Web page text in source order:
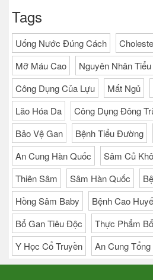
Tags
Uống Nước Đúng Cách
Mỡ Máu Cao
Nguyên Nhân
Công Dụng Của Lựu
Mất Ngủ
Lão Hóa Da
Công Dụng Đông
Bảo Vệ Gan
Bệnh Tiểu Đường
An Cung Hàn Quốc
Sâm Củ Khô
Thiên Sâm
Sâm Hàn Quốc
Hồng Sâm Baby
Bệnh Cao
Bổ Gan Tiêu Độc
Thực Phẩm
Y Học Cổ Truyền
An Cung